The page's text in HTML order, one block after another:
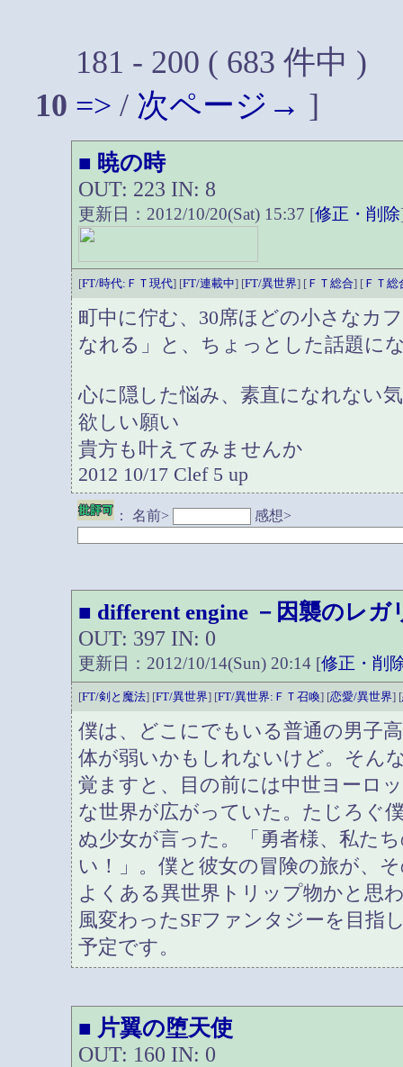
181 - 200 ( 683 件中
10 => / 次ページ→ ]
■ 暁の時
OUT: 223 IN: 8
更新日：2012/10/20(Sat) 15:37 [修正・削除
[FT/時代:ＦＴ現代] [FT/連載中] [FT/異世界] [ ＦＴ総合] [ ＦＴ
町中に佇む、30席ほどの小さなカ
なれる」と、ちょっとした話題に
心に隠した悩み、素直になれない
欲しい願い
貴方も叶えてみませんか
2012 10/17 Clef 5 up
：名前> 感想>
■ different engine －因襲のレガ
OUT: 397 IN: 0
更新日：2012/10/14(Sun) 20:14 [修正・削
[FT/剣と魔法] [FT/異世界] [FT/異世界:ＦＴ召喚] [恋愛/異世界] [
僕は、どこにでもいる普通の男子
体が弱いかもしれないけど。そん
覚ますと、目の前には中世ヨーロ
な世界が広がっていた。たじろぐ
ぬ少女が言った。「勇者様、私た
い！」。僕と彼女の冒険の旅が
よくある異世界トリップ物かと思
風変わったSFファンタジーを目指
予定です。
■ 片翼の堕天使
OUT: 160 IN: 0